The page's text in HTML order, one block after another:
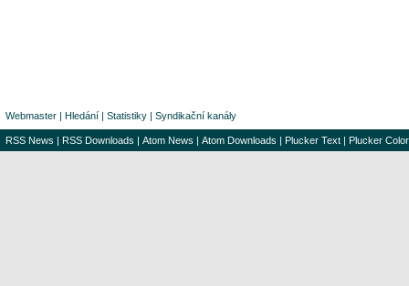
Webmaster | Hledání | Statistiky | Syndikační kanály
RSS News | RSS Downloads | Atom News | Atom Downloads | Plucker Text | Plucker Color